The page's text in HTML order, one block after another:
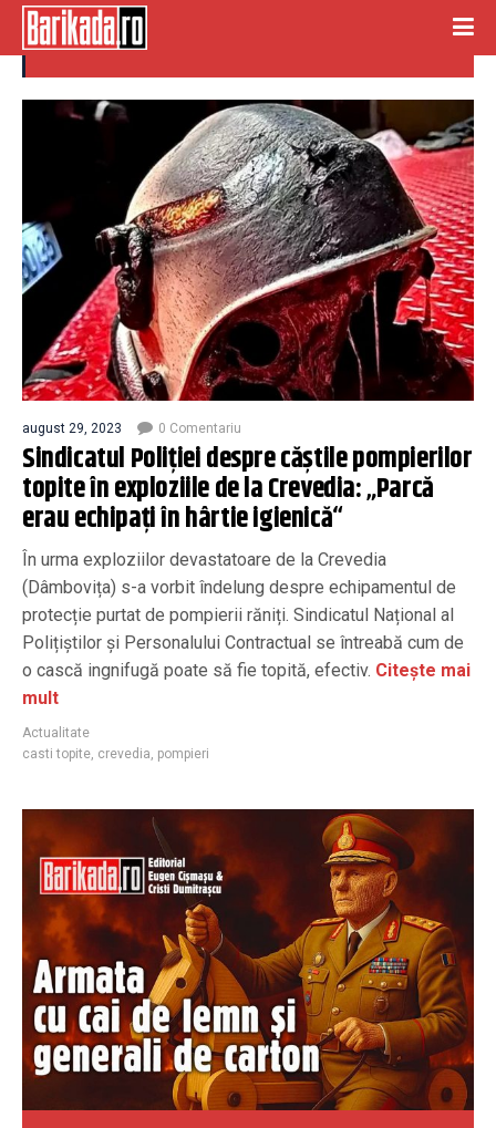
casti topite
august 29, 2023 0 Comentariu
Sindicatul Poliției despre căștile pompierilor
topite în exploziile de la Crevedia: „Parcă
erau echipați în hârtie igienică“
În urma exploziilor devastatoare de la Crevedia
(Dâmbovița) s-a vorbit îndelung despre echipamentul de
protecție purtat de pompierii răniți. Sindicatul Național al
Polițiștilor și Personalului Contractual se întreabă cum de
o cască ingnifugă poate să fie topită, efectiv. Citește mai
mult
Actualitate
casti topite, crevedia, pompieri